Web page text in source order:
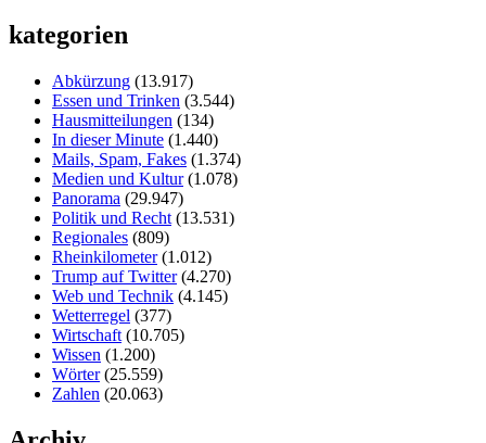
kategorien
Abkürzung (13.917)
Essen und Trinken (3.544)
Hausmitteilungen (134)
In dieser Minute (1.440)
Mails, Spam, Fakes (1.374)
Medien und Kultur(1.078)
Panorama (29.947)
Politik und Recht (13.531)
Regionales (809)
Rheinkilometer(1.012)
Trump auf Twitter(4.270)
Web und Technik (4.145)
Wetterregel (377)
Wirtschaft (10.705)
Wissen (1.200)
Wörter(25.559)
Zahlen (20.063)